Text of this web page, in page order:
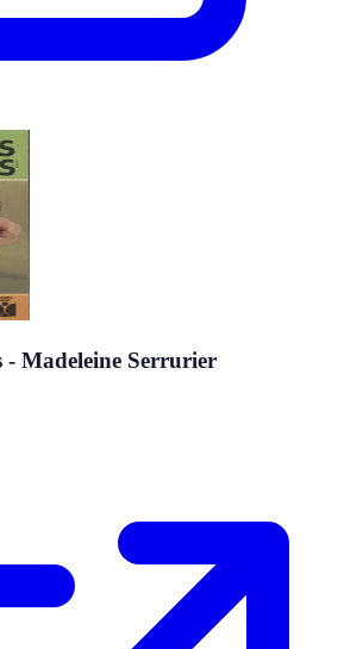
- Madeleine Serrurier